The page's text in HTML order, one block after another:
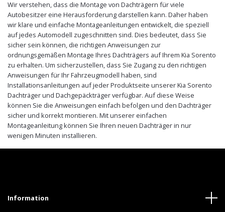
Wir verstehen, dass die Montage von Dachträgern für viele
Autobesitzer eine Herausforderung darstellen kann. Daher haben
wir klare und einfache Montageanleitungen entwickelt, die speziell
auf jedes Automodell zugeschnitten sind. Dies bedeutet, dass Sie
sicher sein können, die richtigen Anweisungen zur
ordnungsgemäßen Montage Ihres Dachträgers auf Ihrem Kia Sorento
zu erhalten. Um sicherzustellen, dass Sie Zugang zu den richtigen
Anweisungen für Ihr Fahrzeugmodell haben, sind
Installationsanleitungen auf jeder Produktseite unserer Kia Sorento
Dachträger und Dachgepäckträger verfügbar. Auf diese Weise
können Sie die Anweisungen einfach befolgen und den Dachträger
sicher und korrekt montieren. Mit unserer einfachen
Montageanleitung können Sie Ihren neuen Dachträger in nur
wenigen Minuten installieren.
Information